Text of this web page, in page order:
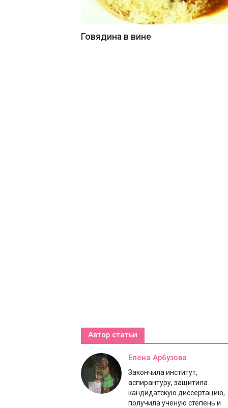
Говядина в вине
Автор статьи
Елена Арбузова
Закончила институт,
аспирантуру, защитила
кандидатскую диссертацию,
получила ученую степень и